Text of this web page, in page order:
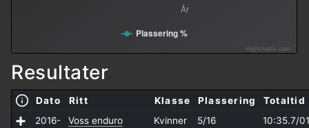
År
Plassering %
Highcharts.com
Resultater
Dato Ritt Klasse Plassering
Totaltid
2016-
Voss enduro
Kvinner
5/16 10:35.7/